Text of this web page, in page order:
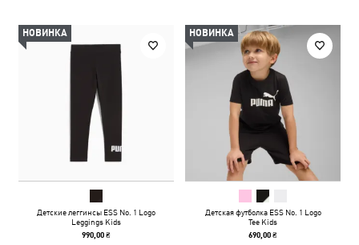
НОВИНКА
Детские леггинсы ESS No. 1 Logo
Leggings Kids
990,00 ₴
НОВИНКА
Детская футболка ESS No. 1 Logo
Tee Kids
690,00 ₴